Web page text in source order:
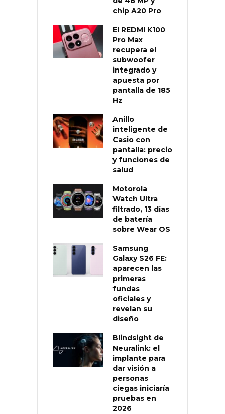
chip A20 Pro
El REDMI K100
Pro Max
recupera el
subwoofer
integrado y
apuesta por
pantalla de 185
Hz
Anillo
inteligente de
Casio con
pantalla: precio
y funciones de
salud
Motorola
Watch Ultra
filtrado, 13 días
de batería
sobre Wear OS
Samsung
Galaxy S26 FE:
aparecen las
primeras
fundas
oficiales y
revelan su
diseño
Blindsight de
Neuralink: el
implante para
dar visión a
personas
ciegas iniciaría
pruebas en
2026